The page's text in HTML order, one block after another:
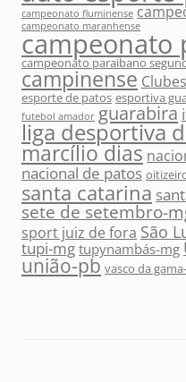
campeonato fluminense
campeonato maranhense
campeonato
campeonato paraibano
campinense
esporte de patos esportiva
futebol amador guarabira
liga desportiva
marcílio dias
nacional de patos
santa catarina
sete de setembro-
sport juiz de fora São
tupi-mg tupynambás-mg
união-pb vasco da